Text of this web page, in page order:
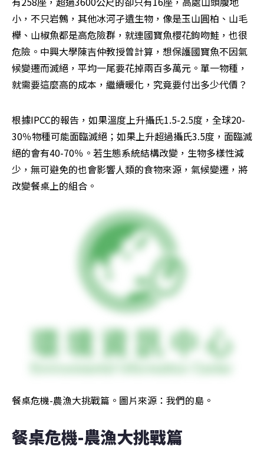
小，不只岩鷯，其他冰河孑遺生物，像是玉山圓柏、山毛
櫸、山椒魚都是高危險群，就連國寶魚櫻花鉤吻鮭，也很
危險。中興大學陳吉仲教授曾計算，想保護國寶魚不因氣
候變遷而滅絕，平均一尾要花掉兩百多萬元。單一物種，
就需要這麼高的成本，繼續暖化，究竟要付出多少代價？
根據IPCC的報告，如果溫度上升攝氏1.5-2.5度，全球20-
30％物種可能面臨滅絕；如果上升超過攝氏3.5度，面臨滅
絕的會有40-70％。若生態系統結構改變，生物多樣性減
少，無可避免的也會影響人類的食物來源，氣候變遷，將
改變餐桌上的組合。
餐桌危機-農漁大挑戰篇。圖片來源：我們的島。
餐桌危機-農漁大挑戰篇